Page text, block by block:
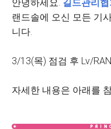
안녕하세요. 길드관리협
랜드솔에 오신 모든 기
니다.
3/13(목) 점검 후 Lv/
자세한 내용은 아래를